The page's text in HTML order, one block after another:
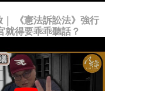
｜ 《憲法訴訟法》強行
就得要乖乖聽話？